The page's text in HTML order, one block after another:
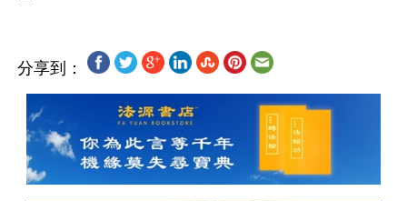
分享到：